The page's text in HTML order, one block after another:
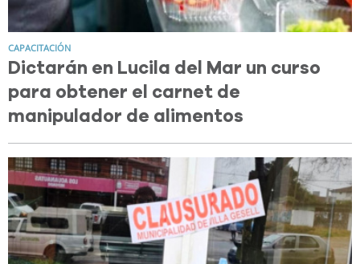
CAPACITACIÓN
Dictarán en Lucila del Mar un curso
para obtener el carnet de
manipulador de alimentos